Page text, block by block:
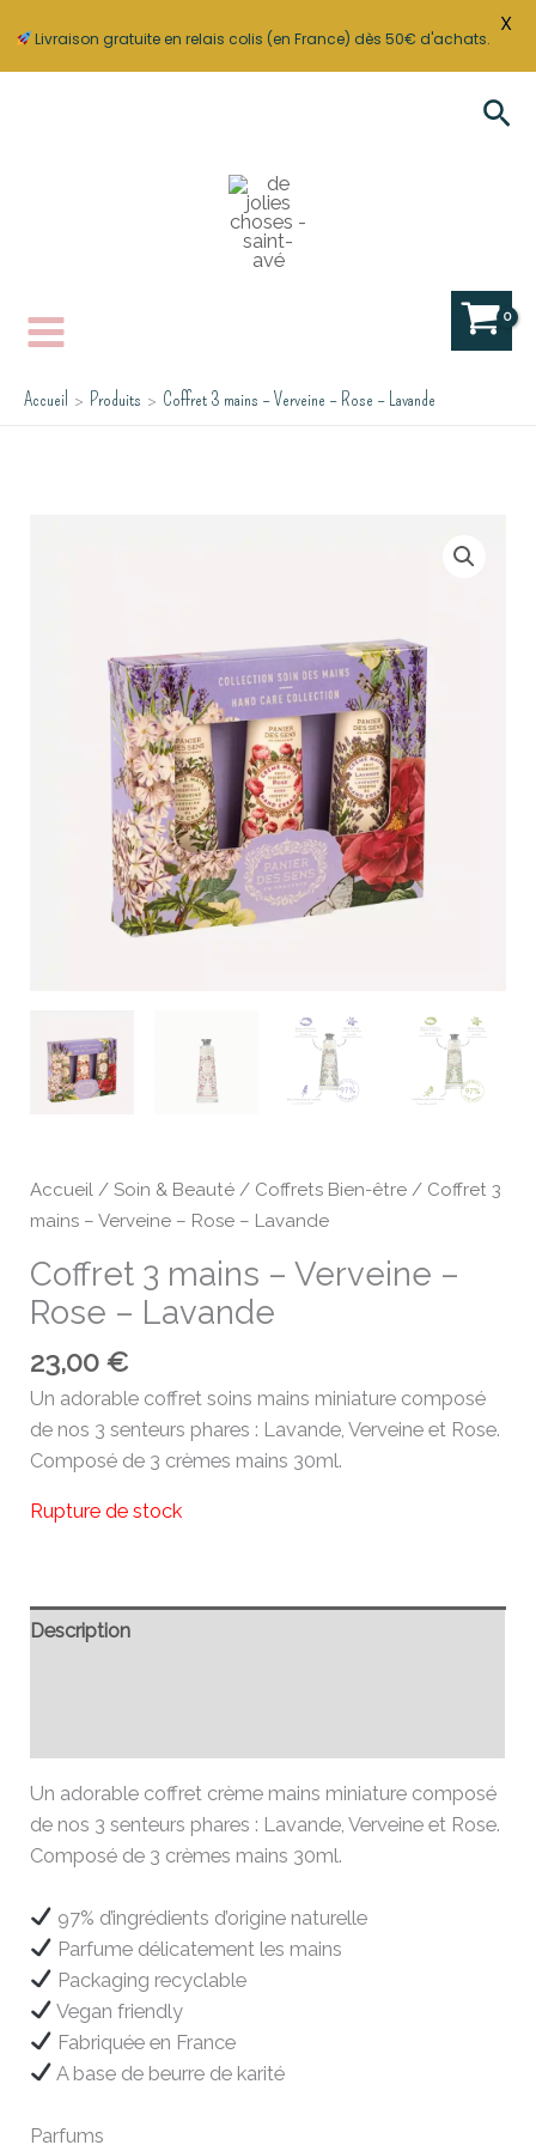
Accueil Produits Coffret 3 mains – Verveine – Rose – Lavande
Accueil /Soin & Beauté / Coffrets Bien-être / Coffret 3
mains – Verveine – Rose – Lavande
Coffret 3 mains – Verveine –
Rose – Lavande
23,00€
Un adorable coffret soins mains miniature composé
de nos 3 senteurs phares : Lavande, Verveine et Rose.
Composé de 3 crèmes mains 30ml.
Rupture de stock
Description
Un adorable coffret crème mains miniature composé
de nos 3 senteurs phares : Lavande, Verveine et Rose.
Composé de 3 crèmes mains 30ml.
97% d’ingrédients d’origine naturelle
Parfume délicatement les mains
Packaging recyclable
Vegan friendly
Fabriquée en France
A base de beurre de karité
Parfums
Livraison gratuite en relais colis (en France) dès 50€ d'achats.
X